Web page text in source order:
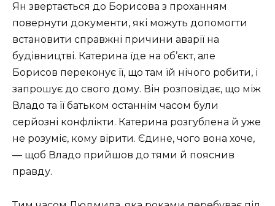
Ян звертається до Борисова з проханням
повернути документи, які можуть допомогти
встановити справжні причини аварії на
будівництві. Катерина їде на об’єкт, але
Борисов переконує її, що там їй нічого робити, і
запрошує до свого дому. Він розповідає, що між
Владо та її батьком останнім часом були
серйозні конфлікти. Катерина розгублена й уже
не розуміє, кому вірити. Єдине, чого вона хоче,
— щоб Владо прийшов до тями й пояснив
правду.